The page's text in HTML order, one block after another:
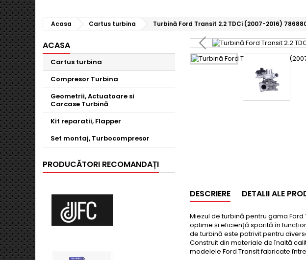
Acasa Cartus turbina Turbină Ford Transit 2.2 TDCi (2007-2016)
ACASA
Cartus turbina
Compresor Turbina
Geometrii, Actuatoare si
Carcase Turbină
Kit reparatii, Flapper
Set montaj, Turbocompresor
PRODUCĂTORI RECOMANDAȚI
DESCRIERE DETALII ALE
Miezul de turbină pentru gama
optime și eficiență sporită în
de turbină este potrivit pentru
Construit din materiale de înaltă
modelele Ford Transit fabricate între